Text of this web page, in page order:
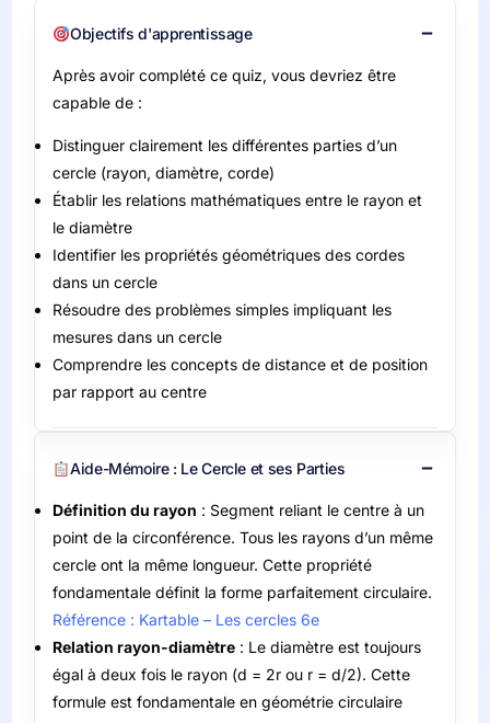
Objectifs d'apprentissage
Après avoir complété ce quiz, vous devriez être
capable de :
Distinguer clairement les différentes parties d’un
cercle (rayon, diamètre, corde)
Établir les relations mathématiques entre le rayon et
le diamètre
Identifier les propriétés géométriques des cordes
dans un cercle
Résoudre des problèmes simples impliquant les
mesures dans un cercle
Comprendre les concepts de distance et de position
par rapport au centre
Aide-Mémoire : Le Cercle et ses Parties
Définition du rayon : Segment reliant le centre à un
point de la circonférence. Tous les rayons d’un même
cercle ont la même longueur. Cette propriété
fondamentale définit la forme parfaitement circulaire.
Référence : Kartable – Les cercles 6e
Relation rayon-diamètre : Le diamètre est toujours
égal à deux fois le rayon (d = 2r ou r = d/2). Cette
formule est fondamentale en géométrie circulaire